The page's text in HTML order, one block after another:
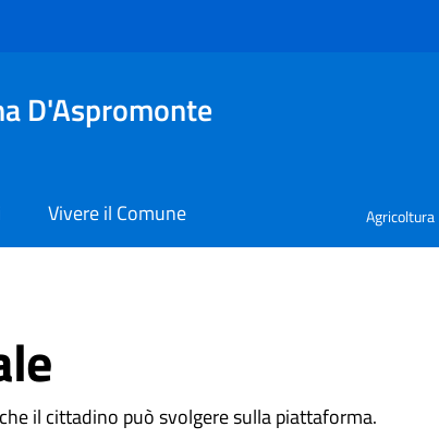
D'Aspromonte
Vivere il Comune Agricoltura
il cittadino può svolgere sulla piattaforma.